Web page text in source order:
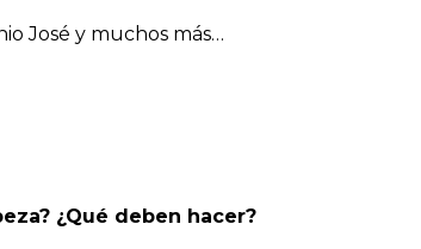
José y muchos más…
¿Qué deben hacer?